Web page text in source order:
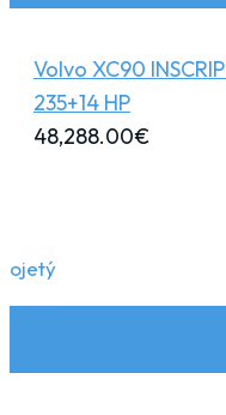
Volvo XC90
235+14 HP
48,288.00€
ojetý